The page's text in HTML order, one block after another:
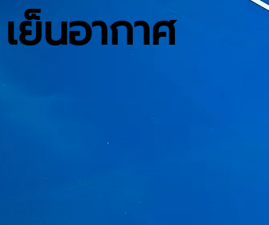
เย็นอากาศ